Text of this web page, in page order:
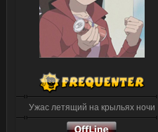
Ужас летящий на крыльях ночи